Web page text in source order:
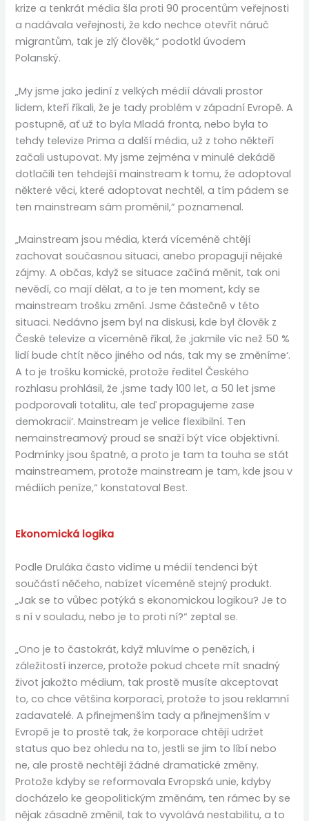
krize a tenkrát média šla proti 90 procentům veřejnosti
a nadávala veřejnosti, že kdo nechce otevřít náruč
migrantům, tak je zlý člověk,“ podotkl úvodem
Polanský.
„My jsme jako jediní z velkých médií dávali prostor
lidem, kteří říkali, že je tady problém v západní Evropě. A
postupně, ať už to byla Mladá fronta, nebo byla to
tehdy televize Prima a další média, už z toho někteří
začali ustupovat. My jsme zejména v minulé dekádě
dotlačili ten tehdejší mainstream k tomu, že adoptoval
některé věci, které adoptovat nechtěl, a tím pádem se
ten mainstream sám proměnil,“ poznamenal.
„Mainstream jsou média, která víceméně chtějí
zachovat současnou situaci, anebo propagují nějaké
zájmy. A občas, když se situace začíná měnit, tak oni
nevědí, co mají dělat, a to je ten moment, kdy se
mainstream trošku změní. Jsme částečně v této
situaci. Nedávno jsem byl na diskusi, kde byl člověk z
České televize a víceméně říkal, že ‚jakmile víc než 50 %
lidí bude chtít něco jiného od nás, tak my se změníme‘.
A to je trošku komické, protože ředitel Českého
rozhlasu prohlásil, že ‚jsme tady 100 let, a 50 let jsme
podporovali totalitu, ale teď propagujeme zase
demokracii‘. Mainstream je velice flexibilní. Ten
nemainstreamový proud se snaží být více objektivní.
Podmínky jsou špatné, a proto je tam ta touha se stát
mainstreamem, protože mainstream je tam, kde jsou v
médiích peníze,“ konstatoval Best.
Ekonomická logika
Podle Druláka často vidíme u médií tendenci být
součástí něčeho, nabízet víceméně stejný produkt.
„Jak se to vůbec potýká s ekonomickou logikou? Je to
s ní v souladu, nebo je to proti ní?“ zeptal se.
„Ono je to častokrát, když mluvíme o penězích, i
záležitostí inzerce, protože pokud chcete mít snadný
život jakožto médium, tak prostě musíte akceptovat
to, co chce většina korporací, protože to jsou reklamní
zadavatelé. A přinejmenším tady a přinejmenším v
Evropě je to prostě tak, že korporace chtějí udržet
status quo bez ohledu na to, jestli se jim to líbí nebo
ne, ale prostě nechtějí žádné dramatické změny.
Protože kdyby se reformovala Evropská unie, kdyby
docházelo ke geopolitickým změnám, ten rámec by se
nějak zásadně změnil, tak to vyvolává nestabilitu, a to